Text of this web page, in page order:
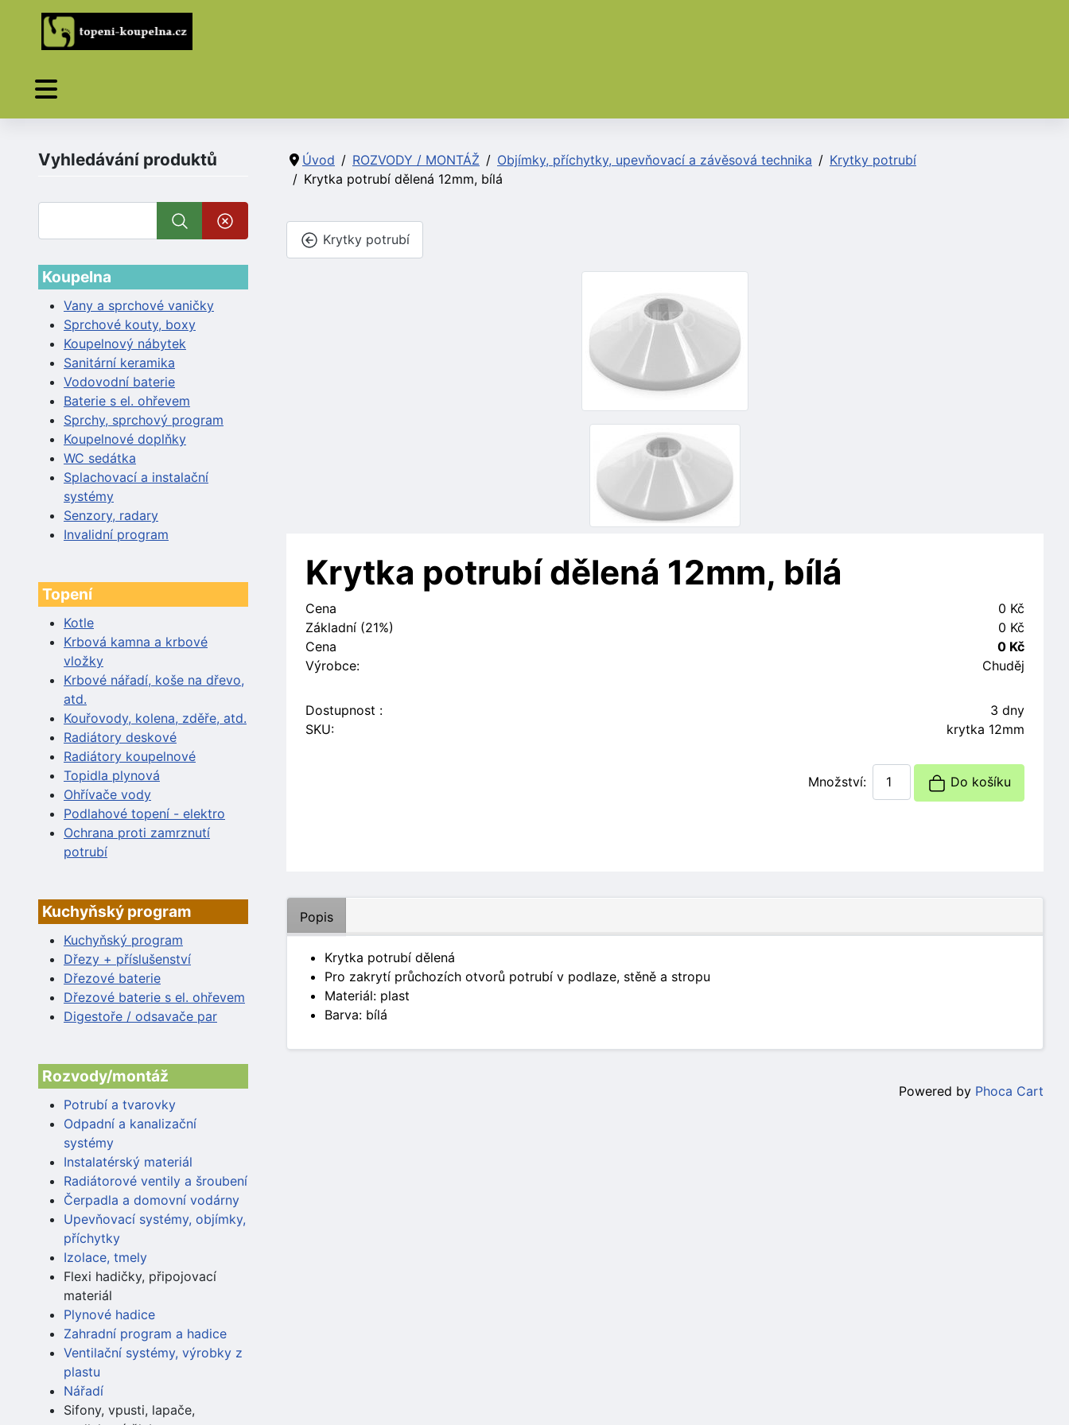
Vyhledávání produktů
Koupelna
Vany a sprchové vaničky
Sprchové kouty, boxy
Koupelnový nábytek
Sanitární keramika
Vodovodní baterie
Baterie s el. ohřevem
Sprchy, sprchový program
Koupelnové doplňky
WC sedátka
Splachovací a instalační
systémy
Senzory, radary
Invalidní program
Topení
Kotle
Krbová kamna a krbové
vložky
Krbové nářadí, koše na dřevo,
atd.
Kouřovody, kolena, zděře, atd.
Radiátory deskové
Radiátory koupelnové
Topidla plynová
Ohřívače vody
Podlahové topení - elektro
Ochrana proti zamrznutí
potrubí
Kuchyňský program
Kuchyňský program
Dřezy + příslušenství
Dřezové baterie
Dřezové baterie s el. ohřevem
Digestoře / odsavače par
Rozvody/montáž
Potrubí a tvarovky
Odpadní a kanalizační
systémy
Instalatérský materiál
Radiátorové ventily a šroubení
Čerpadla a domovní vodárny
Upevňovací systémy, objímky,
příchytky
Izolace, tmely
Flexi hadičky, připojovací
materiál
Plynové hadice
Zahradní program a hadice
Ventilační systémy, výrobky z
plastu
Nářadí
Sifony, vpusti, lapače,
Úvod ROZVODY / MONTÁŽ Objímky, příchytky, upevňovací a závěsová technika
Krytky potrubí
Krytka potrubí dělená 12mm, bílá
Krytky potrubí
Krytka potrubí dělená 12mm, bílá
Cena
0 Kč
Základní (21%)
0 Kč
Cena
0 Kč
Výrobce:
Chuděj
Dostupnost :
3 dny
SKU:
krytka 12mm
Množství: Do košíku
Popis
Krytka potrubí dělená
Pro zakrytí průchozích otvorů potrubí v podlaze, stěně a stropu
Materiál: plast
Barva: bílá
Powered by Phoca Cart